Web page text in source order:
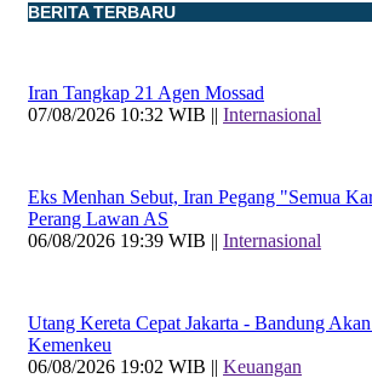
BERITA TERBARU
Iran Tangkap 21 Agen Mossad
07/08/2026 10:32 WIB || Internasional
Eks Menhan Sebut, Iran Pegang "Semua
Perang Lawan AS
06/08/2026 19:39 WIB || Internasional
Utang Kereta Cepat Jakarta - Bandung
Kemenkeu
06/08/2026 19:02 WIB || Keuangan